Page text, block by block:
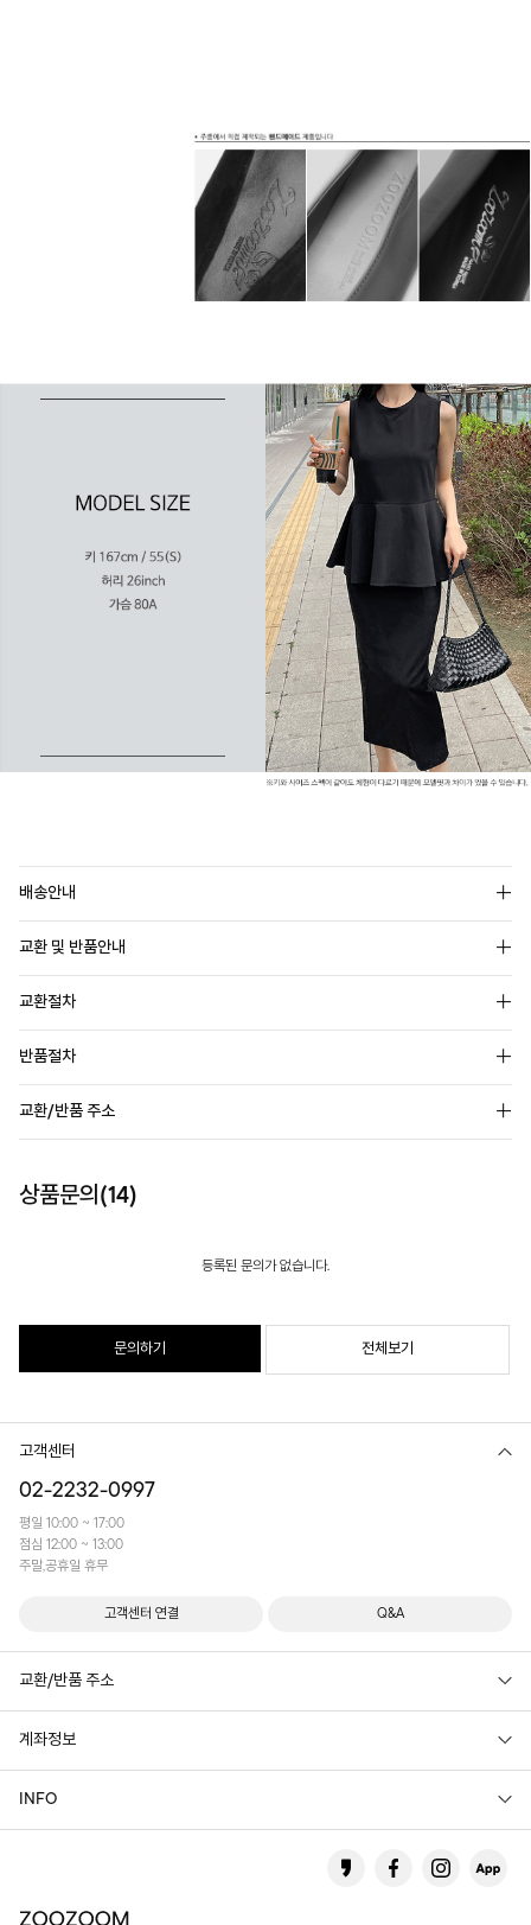
배송안내
교환 및 반품안내
교환절차
반품절차
교환/반품 주소
상품문의(14)
등록된 문의가 없습니다.
문의하기 전체보기
고객센터
02-2232-0997
평일 10:00 ~ 17:00
점심 12:00 ~ 13:00
주말,공휴일 휴무
고객센터 연결 Q&A
교환/반품 주소
계좌정보
INFO